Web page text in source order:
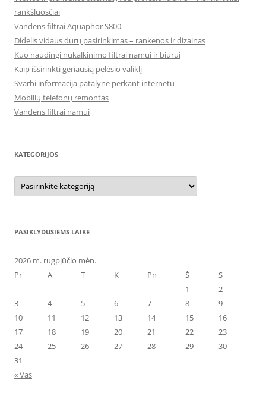
rankšluosčiai
Vandens filtrai Aquaphor S800
Didelis vidaus durų pasirinkimas – rankenos ir dizainas
Kuo naudingi nukalkinimo filtrai namui ir biurui
Kaip išsirinkti geriausią pelėsio valiklį
Svarbi informacija patalyne perkant internetu
Mobilių telefonų remontas
Vandens filtrai namui
KATEGORIJOS
Kategorijos
PASIKLYDUSIEMS LAIKE
2026 m. rugpjūčio mėn.
Pr
A T K Pn Š
S
1
2
3
4 5 6 7 8
9
10
11 12 13 14 15
16
17
18 19 20 21 22
23
24
25 26 27 28 29
30
31
« Vas